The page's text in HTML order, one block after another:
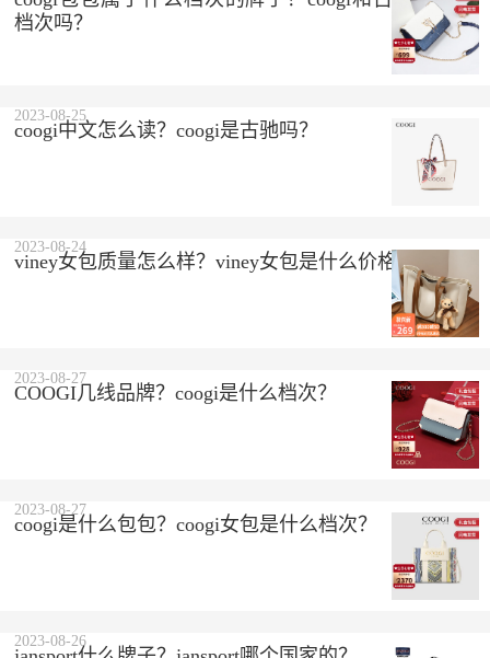
档次吗？
coogi中文怎么读？coogi是古驰吗？
2023-08-25
viney女包质量怎么样？viney女包是什么价格？
2023-08-24
COOGI几线品牌？coogi是什么档次？
2023-08-27
coogi是什么包包？coogi女包是什么档次？
2023-08-27
2023-08-26